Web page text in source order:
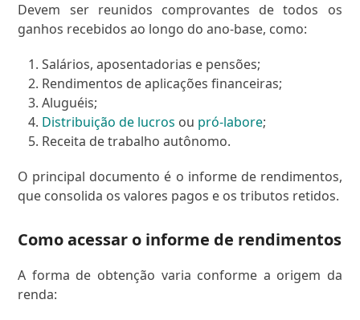
Devem ser reunidos comprovantes de todos os
ganhos recebidos ao longo do ano-base, como:
Salários, aposentadorias e pensões;
Rendimentos de aplicações financeiras;
Aluguéis;
Distribuição de lucros ou pró-labore;
Receita de trabalho autônomo.
O principal documento é o informe de rendimentos,
que consolida os valores pagos e os tributos retidos.
Como acessar o informe de rendimentos
A forma de obtenção varia conforme a origem da
renda: